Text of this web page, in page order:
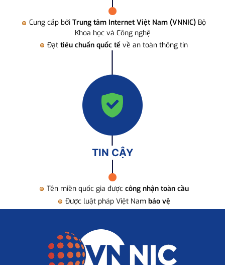
Cung cấp bởi Trung tâm Internet Việt Nam (VNNIC) Bộ
Khoa học và Công nghệ
Đạt tiêu chuẩn quốc tế về an toàn thông tin
TIN CẬY
Tên miền quốc gia được công nhận toàn cầu
Được luật pháp Việt Nam bảo vệ